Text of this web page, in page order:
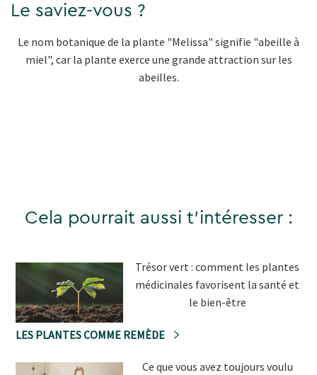
Le saviez-vous ?
Le nom botanique de la plante "Melissa" signifie "abeille à
miel", car la plante exerce une grande attraction sur les
abeilles.
Cela pourrait aussi t'intéresser :
Trésor vert : comment les plantes
médicinales favorisent la santé et
le bien-être
LES PLANTES COMME REMÈDE
Ce que vous avez toujours voulu